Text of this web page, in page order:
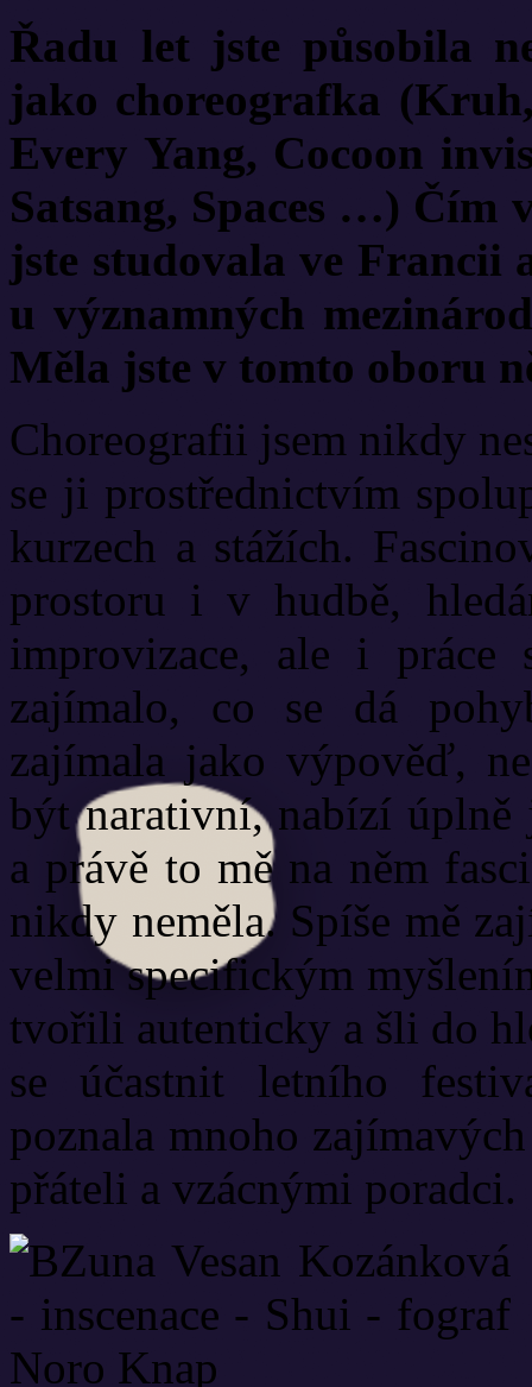
Řadu let jste působila
jako choreografka
Every Yang, Cocoon
Satsang, Spaces …) Čím
jste studovala ve Francii
u významných
Měla jste v tomto oboru
Choreografii jsem nikdy
se ji prostřednictvím
kurzech a stážích.
prostoru i v hudbě,
improvizace, ale i práce
zajímalo, co se dá
zajímala jako výpověď,
být narativní, nabízí
a právě to mě na něm
nikdy neměla. Spíše mě
velmi specifickým
tvořili autenticky a šli do
se účastnit letního
poznala mnoho
přáteli a vzácnými poradci.